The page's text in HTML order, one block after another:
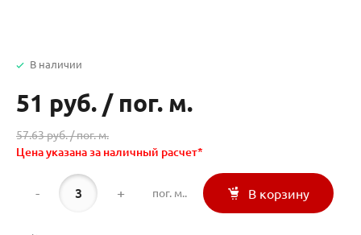
В наличии
51 руб. / пог. м.
57.63 руб. /пог. м.
Цена указана за наличный расчет*
- + пог. м.. В корзину